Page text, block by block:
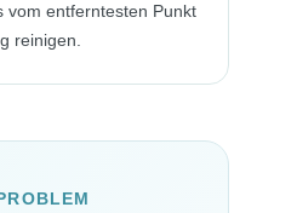
vom entferntesten Punkt
reinigen.